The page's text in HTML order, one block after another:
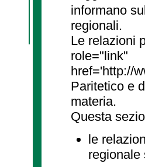
informano
regionali.
Le relazioni
role="link"
href='http://
Paritetico e
materia.
Questa
le
regionale